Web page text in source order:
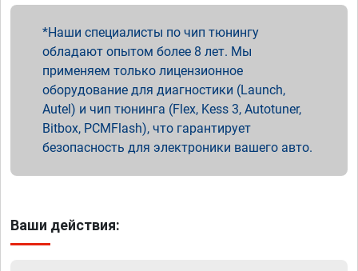
Наши специалисты по чип тюнингу
обладают опытом более 8 лет. Мы
применяем только лицензионное
оборудование для диагностики (Launch,
Autel) и чип тюнинга (Flex, Kess 3, Autotuner,
Bitbox, PCMFlash), что гарантирует
безопасность для электроники вашего авто.
Ваши действия: